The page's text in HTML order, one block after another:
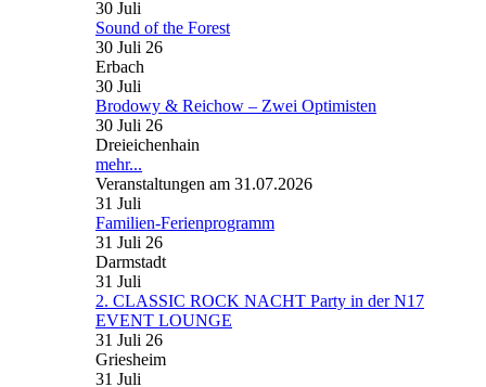
30 Juli
Sound of the Forest
30 Juli 26
Erbach
30 Juli
Brodowy & Reichow – Zwei Optimisten
30 Juli 26
Dreieichenhain
mehr...
Veranstaltungen am 31.07.2026
31 Juli
Familien-Ferienprogramm
31 Juli 26
Darmstadt
31 Juli
2. CLASSIC ROCK NACHT Party in der N17
EVENT LOUNGE
31 Juli 26
Griesheim
31 Juli